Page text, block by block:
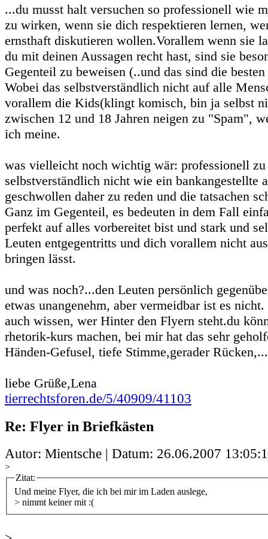
...du musst halt versuchen so professionell wie
zu wirken, wenn sie dich respektieren lernen,
ernsthaft diskutieren wollen.Vorallem wenn sie
du mit deinen Aussagen recht hast, sind sie
Gegenteil zu beweisen (..und das sind die
Wobei das selbstverständlich nicht auf alle
vorallem die Kids(klingt komisch, bin ja selbst
zwischen 12 und 18 Jahren neigen zu "Spam",
ich meine.
was vielleicht noch wichtig wär: professionell
selbstverständlich nicht wie ein bankangestellte
geschwollen daher zu reden und die tatsachen
Ganz im Gegenteil, es bedeuten in dem Fall
perfekt auf alles vorbereitet bist und stark und
Leuten entgegentritts und dich vorallem nicht
bringen lässt.
und was noch?...den Leuten persönlich
etwas unangenehm, aber vermeidbar ist es
auch wissen, wer Hinter den Flyern steht.du
rhetorik-kurs machen, bei mir hat das sehr
Händen-Gefusel, tiefe Stimme,gerader
liebe Grüße,Lena
tierrechtsforen.de/5/40909/41103
Re: Flyer in Briefkästen
Autor: Mientsche | Datum: 26.06.2007
>
Zitat:
Und meine Flyer, die ich bei mir im Laden auslege,
> nimmt keiner mit :(